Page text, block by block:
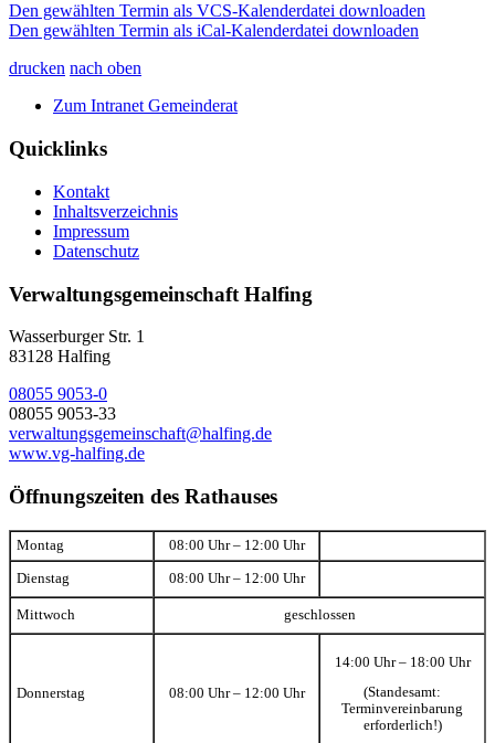
Den gewählten Termin als VCS-Kalenderdatei downloaden
Den gewählten Termin als iCal-Kalenderdatei downloaden
drucken nach oben
Zum Intranet Gemeinderat
Quicklinks
Kontakt
Inhaltsverzeichnis
Impressum
Datenschutz
Verwaltungsgemeinschaft Halfing
Wasserburger Str. 1
83128 Halfing
08055 9053-0
08055 9053-33
verwaltungsgemeinschaft@halfing.de
www.vg-halfing.de
Öffnungszeiten des Rathauses
Montag 08:00 Uhr – 12:00 Uhr
Dienstag 08:00 Uhr – 12:00 Uhr
Mittwoch geschlossen
Donnerstag 08:00 Uhr – 12:00 Uhr
14:00 Uhr – 18:00 Uhr
(Standesamt:
Terminvereinbarung
erforderlich!)